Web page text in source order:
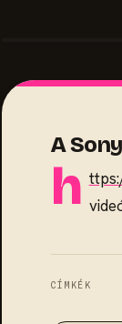
A
h
CÍMKÉK